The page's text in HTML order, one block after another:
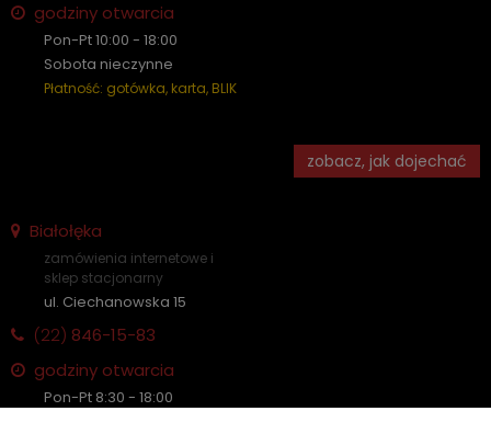
godziny otwarcia
Pon-Pt 10:00 - 18:00
Sobota nieczynne
Płatność: gotówka, karta, BLIK
zobacz, jak dojechać
Białołęka
zamówienia internetowe i
sklep stacjonarny
ul. Ciechanowska 15
(22) 846-15-83
godziny otwarcia
Pon-Pt 8:30 - 18:00